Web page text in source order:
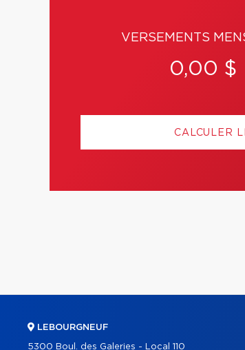
VERSEMENTS
0,00 $
CALCULER
LEBOURGNEUF
5300 Boul. des Galeries - Local 110